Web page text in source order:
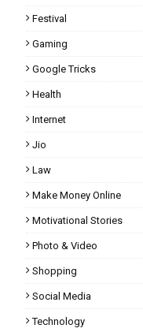
Festival
Gaming
Google Tricks
Health
Internet
Jio
Law
Make Money Online
Motivational Stories
Photo & Video
Shopping
Social Media
Technology